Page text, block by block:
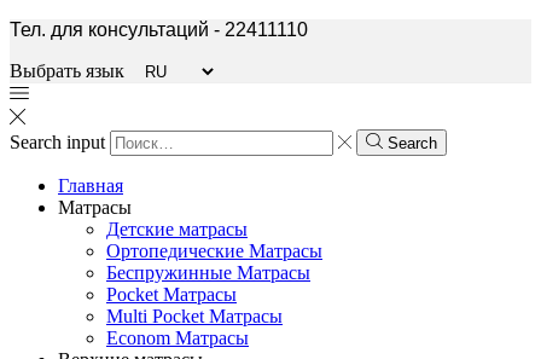
Тел. для консультаций - 22411110
Выбрать язык
Search input Search
Главная
Матрасы
Детские матрасы
Ортопедические Матрасы
Беспружинные Матрасы
Pocket Матрасы
Multi Pocket Матрасы
Econom Матрасы